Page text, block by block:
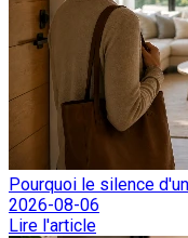
Pourquoi le silence
2026-08-06
Lire l'article